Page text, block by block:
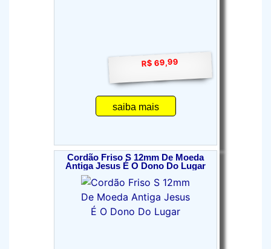
R$ 69,99
saiba mais
Cordão Friso S 12mm De Moeda
Antiga Jesus É O Dono Do Lugar